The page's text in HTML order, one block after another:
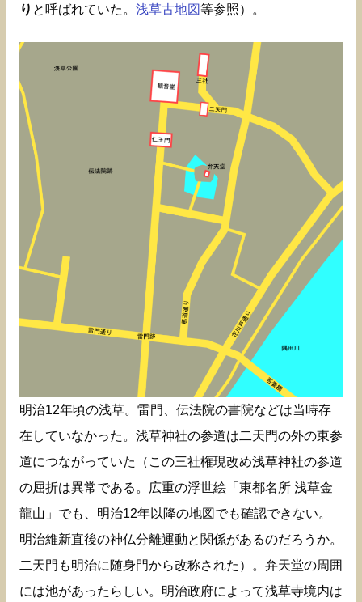
り と呼ばれていた。 浅草古地図等参照）。
明治12年頃の浅草。雷門、伝法院の書院などは当時存
在していなかった。浅草神社の参道は二天門の外の東参
道につながっていた（この三社権現改め浅草神社の参道
の屈折は異常である。広重の浮世絵「東都名所 浅草金
龍山」でも、明治12年以降の地図でも確認できない。
明治維新直後の神仏分離運動と関係があるのだろうか。
二天門も明治に随身門から改称された）。弁天堂の周囲
には池があったらしい。明治政府によって浅草寺境内は